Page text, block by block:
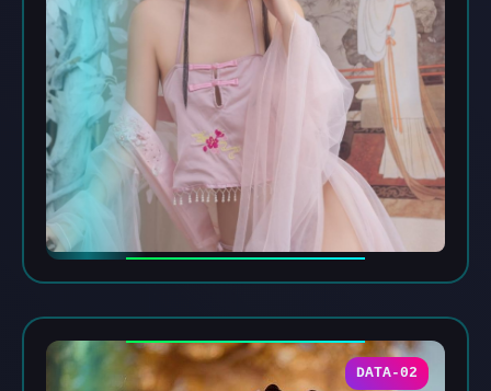
DATA-02